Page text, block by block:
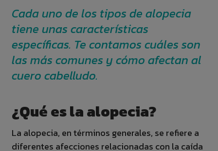
Cada uno de los tipos de alopecia
tiene unas características
específicas. Te contamos cuáles son
las más comunes y cómo afectan al
cuero cabelludo.
¿Qué es la alopecia?
La alopecia, en términos generales, se refiere a
diferentes afecciones relacionadas con la caída